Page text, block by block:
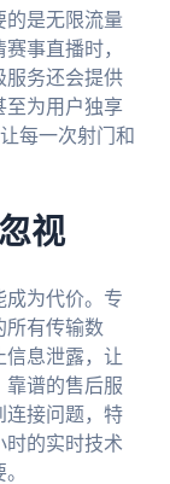
的是无限流量
事直播时，
服务还会提供
至为用户独享
每一次射门和
视
成为代价。专
所有传输数
息泄露，让
靠谱的售后服
连接问题，特
时的实时技术